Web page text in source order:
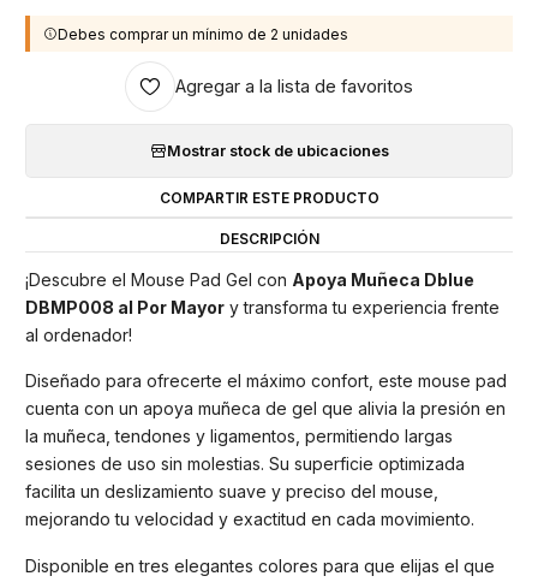
Debes comprar un mínimo de 2 unidades
Agregar a la lista de favoritos
Mostrar stock de ubicaciones
COMPARTIR ESTE PRODUCTO
DESCRIPCIÓN
¡Descubre el Mouse Pad Gel con Apoya Muñeca Dblue
DBMP008 al Por Mayor y transforma tu experiencia frente
al ordenador!
Diseñado para ofrecerte el máximo confort, este mouse pad
cuenta con un apoya muñeca de gel que alivia la presión en
la muñeca, tendones y ligamentos, permitiendo largas
sesiones de uso sin molestias. Su superficie optimizada
facilita un deslizamiento suave y preciso del mouse,
mejorando tu velocidad y exactitud en cada movimiento.
Disponible en tres elegantes colores para que elijas el que